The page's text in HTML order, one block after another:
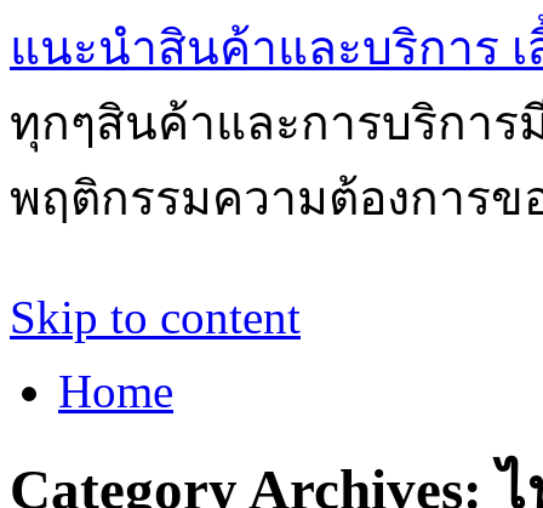
แนะนำสินค้าและบริการ
ทุกๆสินค้าและการบริกา
พฤติกรรมความต้องการข
Skip to content
Home
Category Archives: ไ